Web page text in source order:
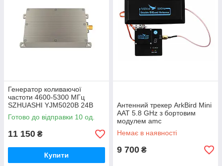
Генератор коливаючої
частоти 4600-5300 МГц
SZHUASHI YJM5020B 24В
(20 Вт) amc
Готово до відправки 10 од.
11 150 ₴
Купити
Антенний трекер ArkBird Mini
AAT 5.8 GHz з бортовим
модулем amc
Немає в наявності
9 700 ₴